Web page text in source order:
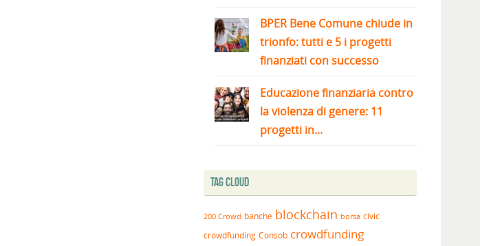
BPER Bene Comune chiude in
trionfo: tutti e 5 i progetti
finanziati con successo
Educazione finanziaria contro
la violenza di genere: 11
progetti in...
Tag Cloud
200 Crowd banche blockchain borsa civic
crowdfunding Consob crowdfunding